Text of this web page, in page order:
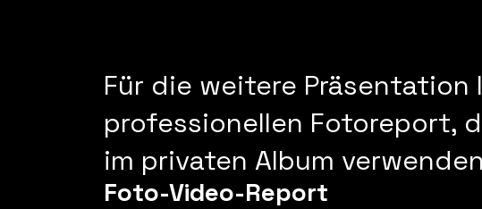
Für die weitere
professionellen Fotoreport,
im privaten Album
Foto-Video-Report